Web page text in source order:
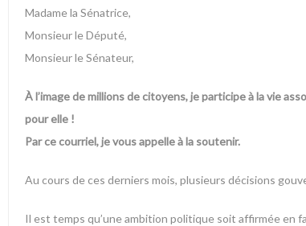
Madame la Sénatrice,
Monsieur le Député,
Monsieur le Sénateur,
À l’image de millions de citoyens, je participe à la vie
pour elle !
Par ce courriel, je vous appelle à la soutenir.
Au cours de ces derniers mois, plusieurs décisions
Il est temps qu’une ambition politique soit affirmée en